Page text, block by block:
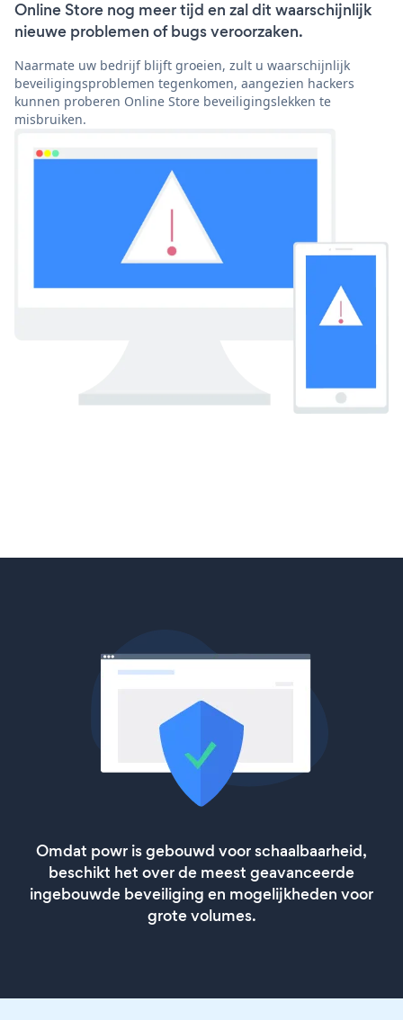
Online Store nog meer tijd en zal dit waarschijnlijk
nieuwe problemen of bugs veroorzaken.
Naarmate uw bedrijf blijft groeien, zult u waarschijnlijk
beveiligingsproblemen tegenkomen, aangezien hackers
kunnen proberen Online Store beveiligingslekken te
misbruiken.
Omdat powr is gebouwd voor schaalbaarheid,
beschikt het over de meest geavanceerde
ingebouwde beveiliging en mogelijkheden voor
grote volumes.